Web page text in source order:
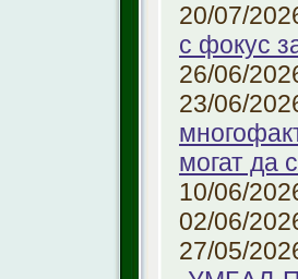
20/07/
с фокус
26/06/
23/06/
могат да
10/06/
02/06/
27/05/